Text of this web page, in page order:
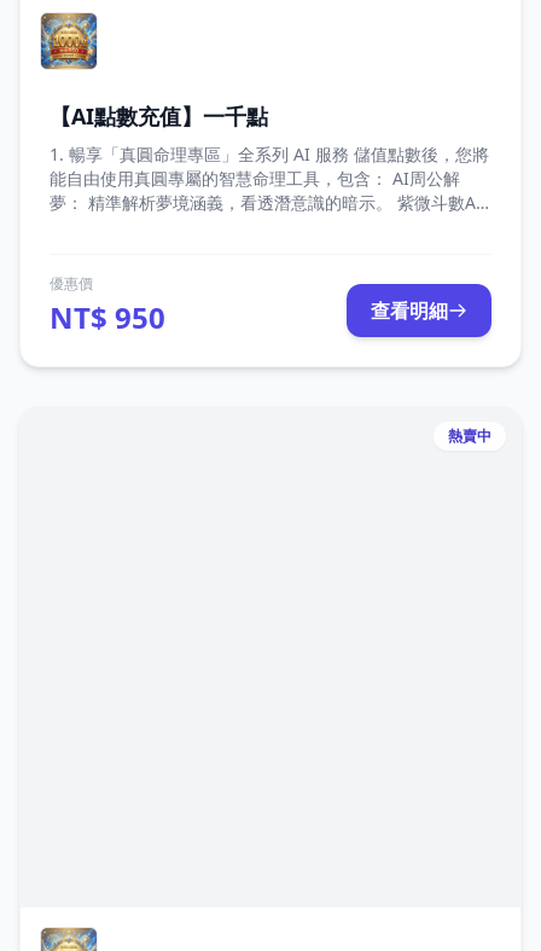
【AI點數充值】一千點
1. 暢享「真圓命理專區」全系列 AI 服務 儲值點數後，您將
能自由使用真圓專屬的智慧命理工具，包含： AI周公解
夢： 精準解析夢境涵義，看透潛意識的暗示。 紫微斗數AI
指引。 未來擴充特權： 點數支援未來所有即將上線的「真
圓 AI 專案」，一次儲值，持續享受最新服務。 2. 點數價值
1 : 1 等同新台幣，消費最透明 點數與新台幣（NTD）的兌
直觀、最安心的方式體驗我們的命理服務。
優惠價
NT$ 950 查看明細
熱賣中